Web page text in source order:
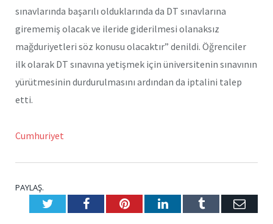
sınavlarında başarılı olduklarında da DT sınavlarına
girememiş olacak ve ileride giderilmesi olanaksız
mağduriyetleri söz konusu olacaktır” denildi. Öğrenciler
ilk olarak DT sınavına yetişmek için üniversitenin sınavının
yürütmesinin durdurulmasını ardından da iptalini talep
etti.
Cumhuriyet
PAYLAŞ.
TwitterFacebookPinterestLinkedInTumblr E-